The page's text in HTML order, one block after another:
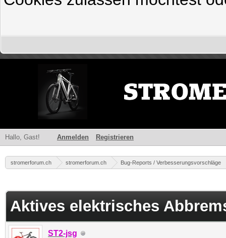
Hallo, Gast! Anmelden Registrieren
stromerforum.ch stromerforum.ch Bug-Reports / Verbesserungsvorschläge
Aktives elektrisches
ST2-jsg